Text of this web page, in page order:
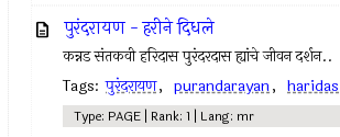
पुरंदरायण - हरीने दिधले
कन्नड संतकवी हरिदास पुरंदरदास ह्यांचे जीवन दर्शन..
Tags: पुरंदरायण, purandarayan, haridas
Type: PAGE | Rank: 1 | Lang: mr